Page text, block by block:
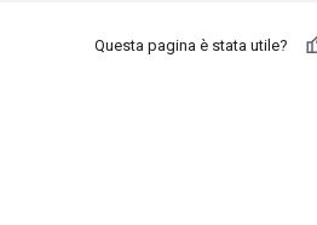
Questa pagina è stata utile?